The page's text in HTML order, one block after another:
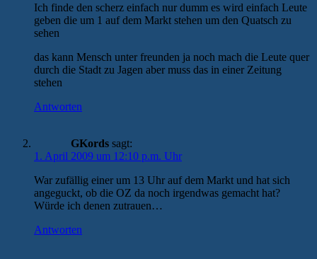
Ich finde den scherz einfach nur dumm es wird einfach Leute
geben die um 1 auf dem Markt stehen um den Quatsch zu
sehen
das kann Mensch unter freunden ja noch mach die Leute quer
durch die Stadt zu Jagen aber muss das in einer Zeitung
stehen
Antworten
GKords sagt:
1. April 2009 um 12:10 p.m. Uhr
War zufällig einer um 13 Uhr auf dem Markt und hat sich
angeguckt, ob die OZ da noch irgendwas gemacht hat?
Würde ich denen zutrauen…
Antworten